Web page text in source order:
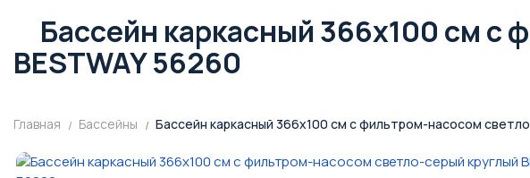
Бассейн каркасный 366x100 см с
BESTWAY 56260
Главная Бассейны Бассейн каркасный 366x100 см с фильтром-насосом